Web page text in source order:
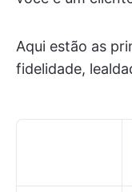
Aqui estão as
fidelidade,